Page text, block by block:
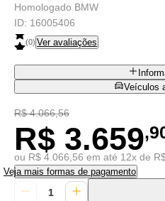
Homologado BMW
ID: 16005406
(0) Ver avaliações
Veículos
R$ 4.066,56
R$ 3.659
ou R$ 4.066,56 em até 12x de
Veja mais formas de pagamento